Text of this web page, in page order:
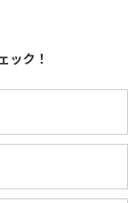
ック！